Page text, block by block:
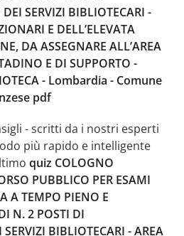
SERVIZI BIBLIOTECARI -
E DELL’ELEVATA
DA ASSEGNARE ALL’AREA
E DI SUPPORTO -
- Lombardia - Comune
pdf
- scritti da i nostri esperti
più rapido e intelligente
quiz COLOGNO
PUBBLICO PER ESAMI
A TEMPO PIENO E
N. 2 POSTI DI
BIBLIOTECARI - AREA